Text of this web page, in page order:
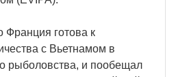
Франция готова к
с Вьетнамом в
рыболовства, и пообещал